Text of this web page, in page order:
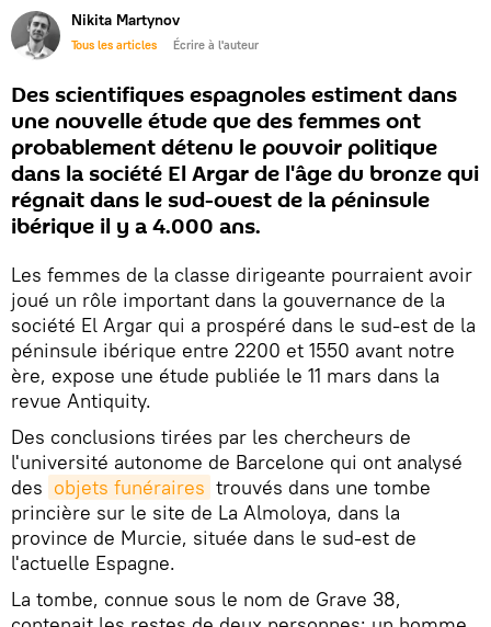
Nikita Martynov
Tous les articles Écrire à l'auteur
Des scientifiques espagnoles estiment dans
une nouvelle étude que des femmes ont
probablement détenu le pouvoir politique
dans la société El Argar de l'âge du bronze qui
régnait dans le sud-ouest de la péninsule
ibérique il y a 4.000 ans.
Les femmes de la classe dirigeante pourraient avoir
joué un rôle important dans la gouvernance de la
société El Argar qui a prospéré dans le sud-est de la
péninsule ibérique entre 2200 et 1550 avant notre
ère, expose une étude publiée le 11 mars dans la
revue Antiquity.
Des conclusions tirées par les chercheurs de
l'université autonome de Barcelone qui ont analysé
des objets funéraires trouvés dans une tombe
princière sur le site de La Almoloya, dans la
province de Murcie, située dans le sud-est de
l'actuelle Espagne.
La tombe, connue sous le nom de Grave 38,